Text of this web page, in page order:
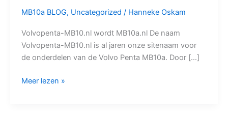
MB10a BLOG, Uncategorized / Hanneke Oskam
Volvopenta-MB10.nl wordt MB10a.nl De naam
Volvopenta-MB10.nl is al jaren onze sitenaam voor
de onderdelen van de Volvo Penta MB10a. Door […]
Meer lezen »